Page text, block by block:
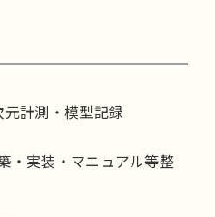
計測・模型記録
・実装・マニュアル等整